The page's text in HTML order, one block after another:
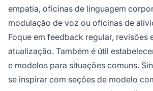
empatia, oficinas de linguagem
modulação de voz ou oficinas de
Foque em feedback regular, revisões
atualização. Também é útil
e modelos para situações comuns.
se inspirar com seções de modelo